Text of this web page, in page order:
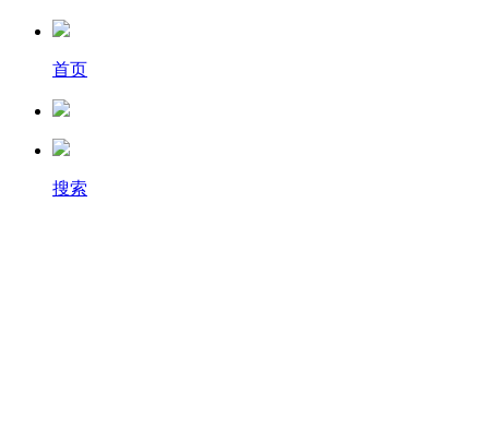
首页
搜索